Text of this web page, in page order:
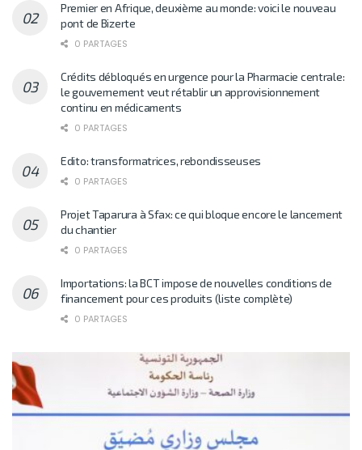
Premier en Afrique, deuxième au monde: voici le nouveau
pont de Bizerte
0 PARTAGES
Crédits débloqués en urgence pour la Pharmacie centrale:
le gouvernement veut rétablir un approvisionnement
continu en médicaments
0 PARTAGES
Edito: transformatrices, rebondisseuses
0 PARTAGES
Projet Taparura à Sfax: ce qui bloque encore le lancement
du chantier
0 PARTAGES
Importations: la BCT impose de nouvelles conditions de
financement pour ces produits (liste complète)
0 PARTAGES